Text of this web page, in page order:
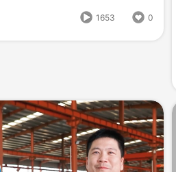
645
1653 0